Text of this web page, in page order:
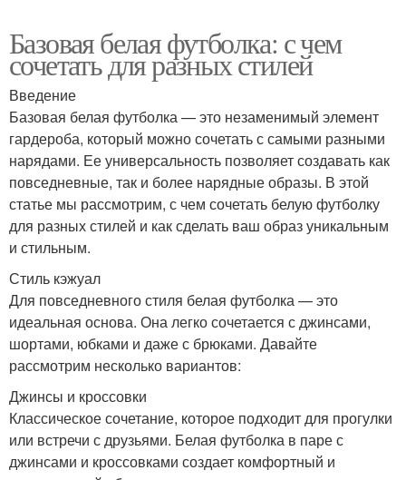
Базовая белая футболка: с чем
сочетать для разных стилей
Введение
Базовая белая футболка — это незаменимый элемент
гардероба, который можно сочетать с самыми разными
нарядами. Ее универсальность позволяет создавать как
повседневные, так и более нарядные образы. В этой
статье мы рассмотрим, с чем сочетать белую футболку
для разных стилей и как сделать ваш образ уникальным
и стильным.
Стиль кэжуал
Для повседневного стиля белая футболка — это
идеальная основа. Она легко сочетается с джинсами,
шортами, юбками и даже с брюками. Давайте
рассмотрим несколько вариантов:
Джинсы и кроссовки
Классическое сочетание, которое подходит для прогулки
или встречи с друзьями. Белая футболка в паре с
джинсами и кроссовками создает комфортный и